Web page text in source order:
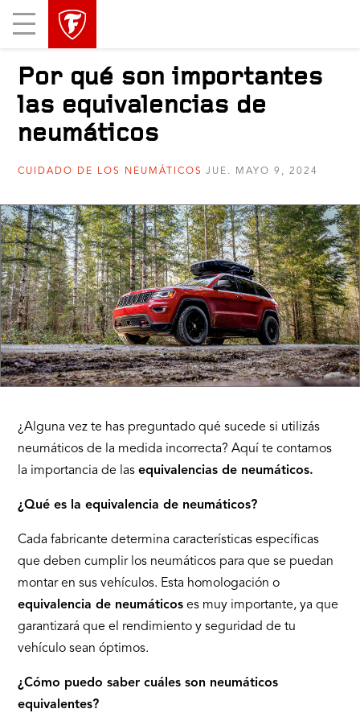
Mobile
Menu
Por qué son importantes
las equivalencias de
neumáticos
CUIDADO DE LOS NEUMÁTICOS JUE. MAYO 9, 2024
¿Alguna vez te has preguntado qué sucede si utilizás
neumáticos de la medida incorrecta? Aquí te contamos
la importancia de lasequivalencias de neumáticos.
¿Qué es la equivalencia de neumáticos?
Cada fabricante determina características específicas
que deben cumplir los neumáticos para que se puedan
montar en sus vehículos. Esta homologación o
equivalencia de neumáticos es muy importante, ya que
garantizará que el rendimiento y seguridad de tu
vehículo sean óptimos.
¿Cómo puedo saber cuáles son neumáticos
equivalentes?